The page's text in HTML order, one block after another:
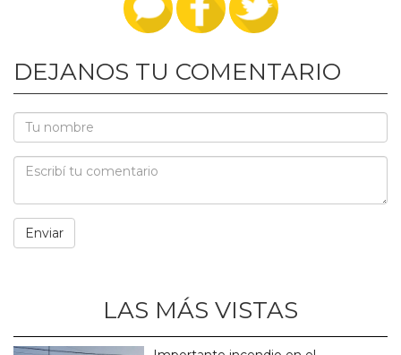
DEJANOS TU COMENTARIO
LAS MÁS VISTAS